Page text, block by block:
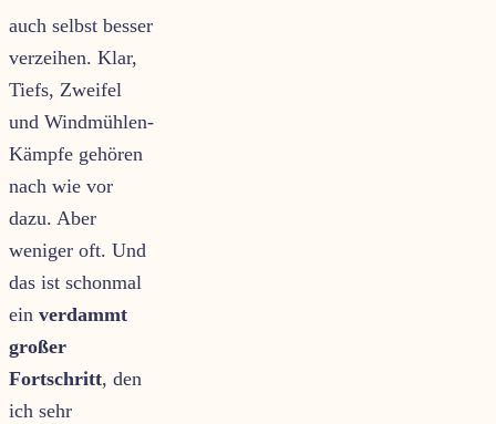
auch selbst besser
verzeihen. Klar,
Tiefs, Zweifel
und Windmühlen-
Kämpfe gehören
nach wie vor
dazu. Aber
weniger oft. Und
das ist schonmal
ein verdammt
großer
Fortschritt, den
ich sehr